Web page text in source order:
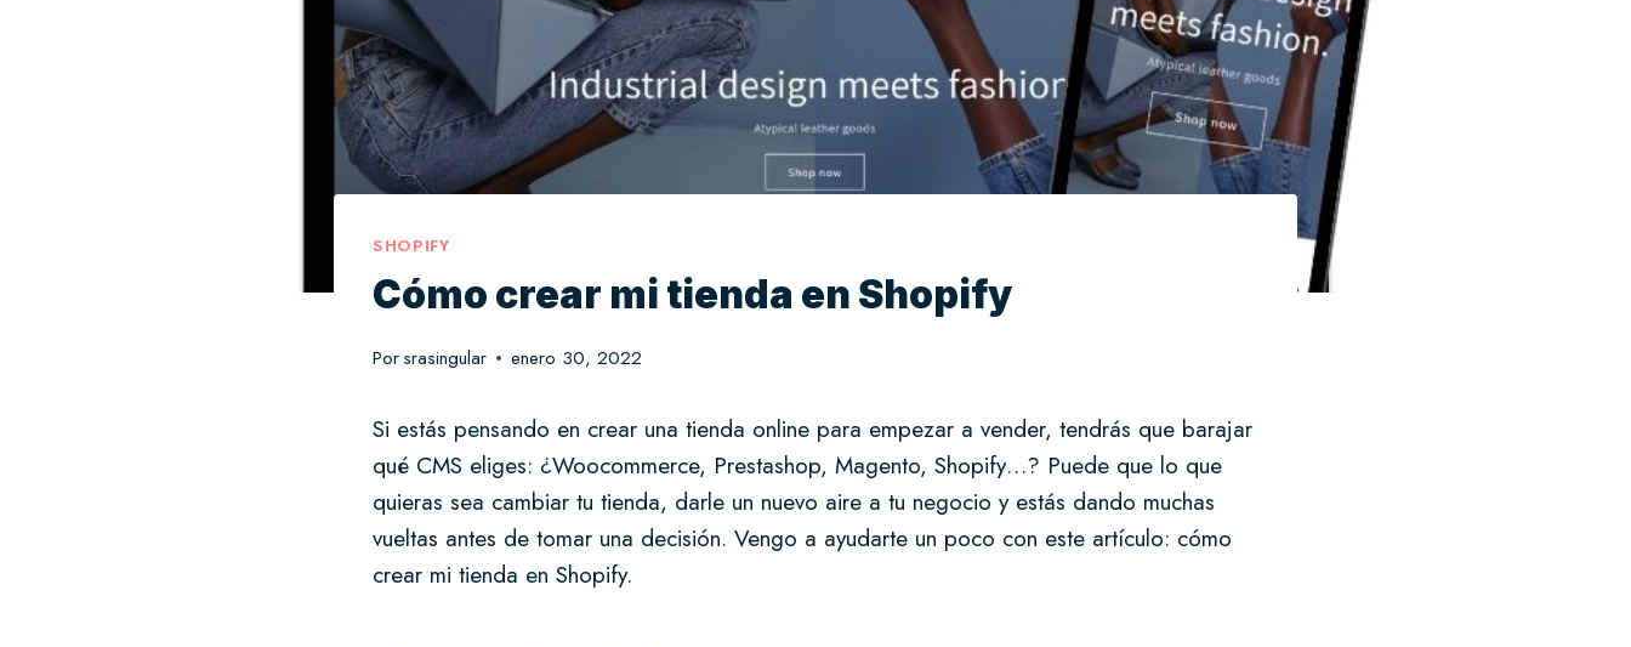
SHOPIFY
Cómo crear mi tienda en Shopify
Porsrasingular enero 30, 2022
Si estás pensando en crear una tienda online para empezar a vender, tendrás que barajar
qué CMS eliges: ¿Woocommerce, Prestashop, Magento, Shopify…? Puede que lo que
quieras sea cambiar tu tienda, darle un nuevo aire a tu negocio y estás dando muchas
vueltas antes de tomar una decisión. Vengo a ayudarte un poco con este artículo: cómo
crear mi tienda en Shopify.